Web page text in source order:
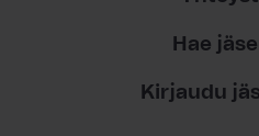
Hae
Kirjaudu